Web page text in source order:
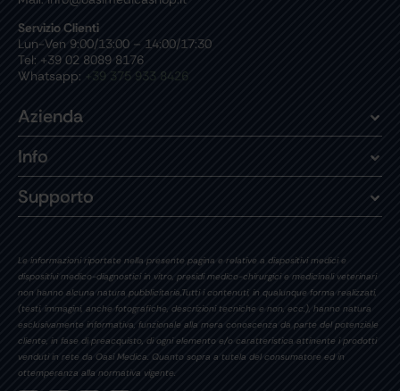
Servizio Clienti
Lun-Ven 9:00/13:00 – 14:00/17:30
Tel: +39 02 8089 8176
Whatsapp: +39 375 933 8426
Azienda
Info
Supporto
Le informazioni riportate nella presente pagina e relative a dispositivi medici e
dispositivi medico-diagnostici in vitro, presidi medico-chirurgici e medicinali veterinari
non hanno alcuna natura pubblicitaria.Tutti i contenuti, in qualunque forma realizzati,
(testi, immagini, anche fotografiche, descrizioni tecniche e non, ecc.), hanno natura
esclusivamente informativa, funzionale alla mera conoscenza da parte del potenziale
cliente, in fase di preacquisto, di ogni elemento e/o caratteristica attinente i prodotti
venduti in rete da Oasi Medica. Quanto sopra a tutela del consumatore ed in
ottemperanza alla normativa vigente.